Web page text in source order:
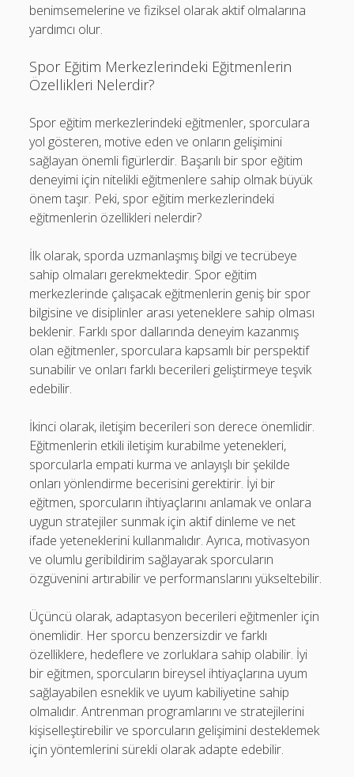
benimsemelerine ve fiziksel olarak aktif olmalarına
yardımcı olur.
Spor Eğitim Merkezlerindeki Eğitmenlerin
Özellikleri Nelerdir?
Spor eğitim merkezlerindeki eğitmenler, sporculara
yol gösteren, motive eden ve onların gelişimini
sağlayan önemli figürlerdir. Başarılı bir spor eğitim
deneyimi için nitelikli eğitmenlere sahip olmak büyük
önem taşır. Peki, spor eğitim merkezlerindeki
eğitmenlerin özellikleri nelerdir?
İlk olarak, sporda uzmanlaşmış bilgi ve tecrübeye
sahip olmaları gerekmektedir. Spor eğitim
merkezlerinde çalışacak eğitmenlerin geniş bir spor
bilgisine ve disiplinler arası yeteneklere sahip olması
beklenir. Farklı spor dallarında deneyim kazanmış
olan eğitmenler, sporculara kapsamlı bir perspektif
sunabilir ve onları farklı becerileri geliştirmeye teşvik
edebilir.
İkinci olarak, iletişim becerileri son derece önemlidir.
Eğitmenlerin etkili iletişim kurabilme yetenekleri,
sporcularla empati kurma ve anlayışlı bir şekilde
onları yönlendirme becerisini gerektirir. İyi bir
eğitmen, sporcuların ihtiyaçlarını anlamak ve onlara
uygun stratejiler sunmak için aktif dinleme ve net
ifade yeteneklerini kullanmalıdır. Ayrıca, motivasyon
ve olumlu geribildirim sağlayarak sporcuların
özgüvenini artırabilir ve performanslarını yükseltebilir.
Üçüncü olarak, adaptasyon becerileri eğitmenler için
önemlidir. Her sporcu benzersizdir ve farklı
özelliklere, hedeflere ve zorluklara sahip olabilir. İyi
bir eğitmen, sporcuların bireysel ihtiyaçlarına uyum
sağlayabilen esneklik ve uyum kabiliyetine sahip
olmalıdır. Antrenman programlarını ve stratejilerini
kişiselleştirebilir ve sporcuların gelişimini desteklemek
için yöntemlerini sürekli olarak adapte edebilir.